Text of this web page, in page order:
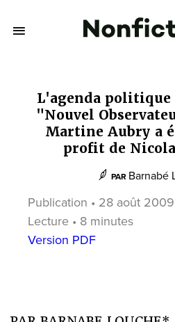
L'agenda
"Nouvel
Martine Aubry a
profit de
PAR Barnabé
Publication • 28 août 2009
Lecture • 8 minutes
Version PDF